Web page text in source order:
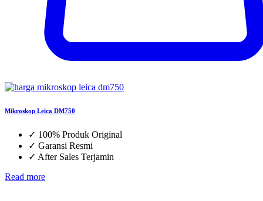
Mikroskop Leica DM750
✓ 100% Produk Original
✓ Garansi Resmi
✓ After Sales Terjamin
Read more